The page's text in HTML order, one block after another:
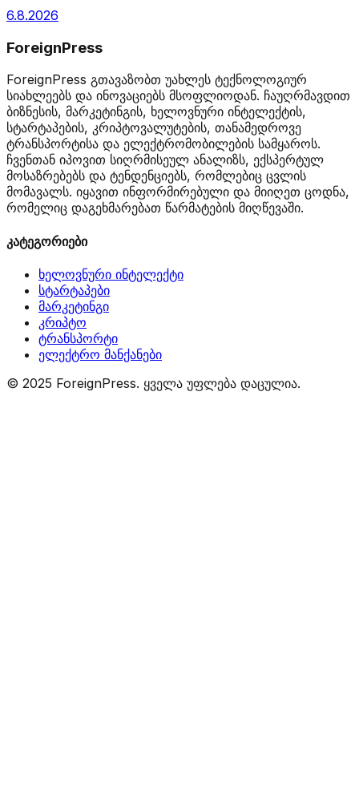
6.8.2026
ForeignPress
ForeignPress გთავაზობთ უახლეს ტექნოლოგიურ
სიახლეებს და ინოვაციებს მსოფლიოდან. ჩაუღრმავდით
ბიზნესის, მარკეტინგის, ხელოვნური ინტელექტის,
სტარტაპების, კრიპტოვალუტების, თანამედროვე
ტრანსპორტისა და ელექტრომობილების სამყაროს.
ჩვენთან იპოვით სიღრმისეულ ანალიზს, ექსპერტულ
მოსაზრებებს და ტენდენციებს, რომლებიც ცვლის
მომავალს. იყავით ინფორმირებული და მიიღეთ ცოდნა,
რომელიც დაგეხმარებათ წარმატების მიღწევაში.
კატეგორიები
ხელოვნური ინტელექტი
სტარტაპები
მარკეტინგი
კრიპტო
ტრანსპორტი
ელექტრო მანქანები
© 2025 ForeignPress. ყველა უფლება დაცულია.